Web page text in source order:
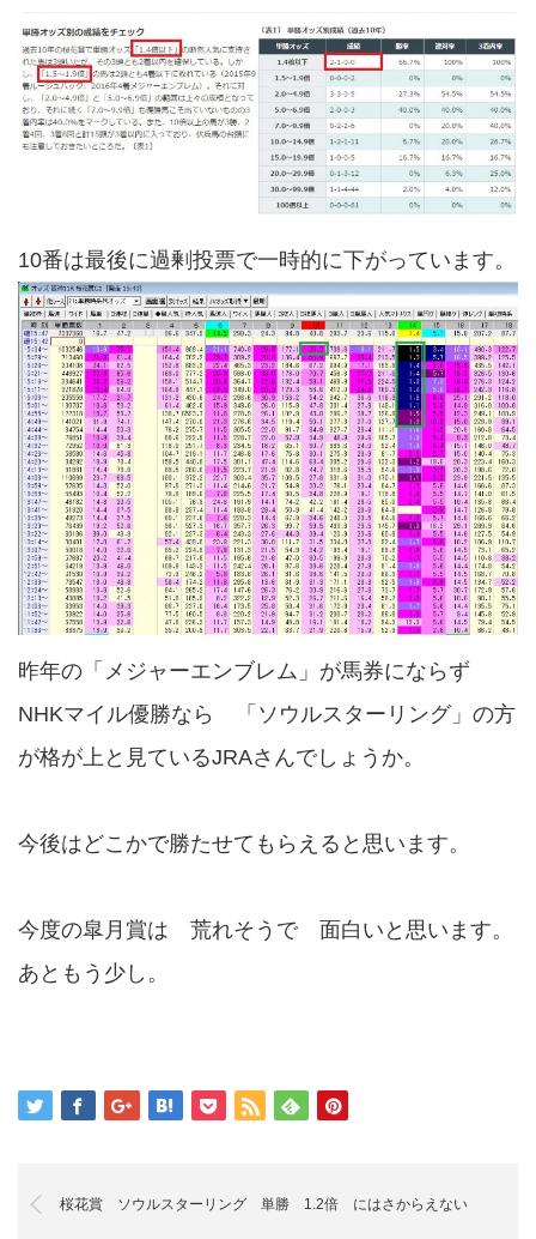
10番は最後に過剰投票で一時的に下がっています。
昨年の「メジャーエンブレム」が馬券にならず
NHKマイル優勝なら 「ソウルスターリング」の方
が格が上と見ているJRAさんでしょうか。
今後はどこかで勝たせてもらえると思います。
今度の皐月賞は 荒れそうで 面白いと思います。
あともう少し。
桜花賞 ソウルスターリング 単勝 1.2倍 にはさからえない